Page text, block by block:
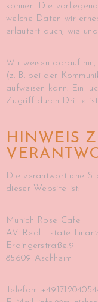
können. Die
welche Daten wir
erläutert auch, wie
Wir weisen darauf
(z. B. bei der
aufweisen kann. Ein
Zugriff durch Dritte ist
HINWEIS
Die verantwortliche
dieser Website ist:
Munich Rose Cafe
AV Real Estate
Erdingerstraße.9
85609 Aschheim
Telefon: